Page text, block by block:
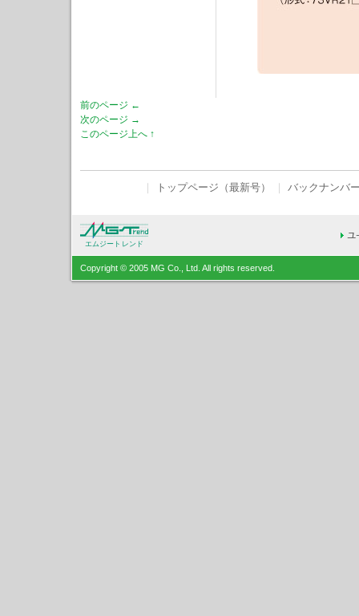
前のページ ←
次のページ →
このページ上へ ↑
トップページ（最新号） バックナンバ
エムジートレンド
Copyright © 2005 MG Co., Ltd. All rights reserved.